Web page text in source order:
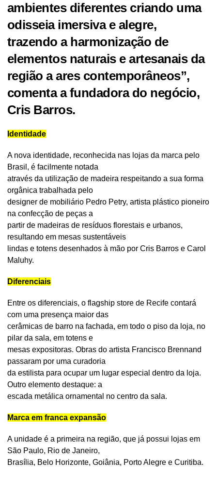
ambientes diferentes criando uma
odisseia imersiva e alegre,
trazendo a harmonização de
elementos naturais e artesanais da
região a ares contemporâneos”,
comenta a fundadora do negócio,
Cris Barros.
Identidade
A nova identidade, reconhecida nas lojas da marca pelo
Brasil, é facilmente notada
através da utilização de madeira respeitando a sua forma
orgânica trabalhada pelo
designer de mobiliário Pedro Petry, artista plástico pioneiro
na confecção de peças a
partir de madeiras de resíduos florestais e urbanos,
resultando em mesas sustentáveis
lindas e totens desenhados à mão por Cris Barros e Carol
Maluhy.
Diferenciais
Entre os diferenciais, o flagship store de Recife contará
com uma presença maior das
cerâmicas de barro na fachada, em todo o piso da loja, no
pilar da sala, em totens e
mesas expositoras. Obras do artista Francisco Brennand
passaram por uma curadoria
da estilista para ocupar um lugar especial dentro da loja.
Outro elemento destaque: a
escada metálica ornamental no centro da sala.
Marca em franca expansão
A unidade é a primeira na região, que já possui lojas em
São Paulo, Rio de Janeiro,
Brasília, Belo Horizonte, Goiânia, Porto Alegre e Curitiba.